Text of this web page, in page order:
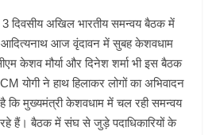
दिवसीय अखिल भारतीय समन्वय बैठक में
आदित्यनाथ आज वृंदावन में सुबह केशवधाम
केशव मौर्या और दिनेश शर्मा भी इस बैठक
योगी ने हाथ हिलाकर लोगों का अभिवादन
है कि मुख्यमंत्री केशवधाम में चल रही समन्वय
हैं। बैठक में संघ से जुड़े पदाधिकारियों के